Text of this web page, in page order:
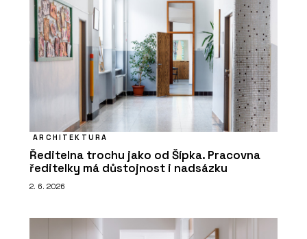
ARCHITEKTURA
Ředitelna trochu jako od Šípka. Pracovna
ředitelky má důstojnost i nadsázku
2. 6. 2026